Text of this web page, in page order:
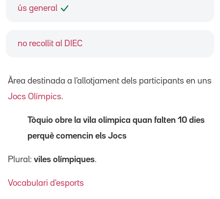
ús general
no recollit al DIEC
Àrea destinada a l'allotjament dels participants en uns
Jocs Olímpics.
Tòquio obre la vila olímpica quan falten 10 dies
perquè comencin els Jocs
Plural: viles olímpiques.
Vocabulari d'esports